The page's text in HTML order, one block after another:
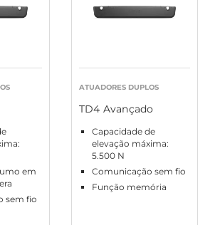
em
sem fio
ATUADORES DUPLOS
TD4 Avançado
Capacidade de
elevação máxima:
5.500 N
Comunicação sem fio
Função memória